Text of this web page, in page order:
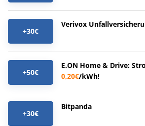
+30€
Verivox
+50€
E.ON Home & Drive:
0,20€/kWh!
+30€
Bitpanda